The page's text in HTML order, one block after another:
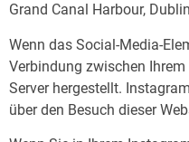
Grand Canal Harbour,
Wenn das Social-Media-
Verbindung zwischen
Server hergestellt.
über den Besuch dieser